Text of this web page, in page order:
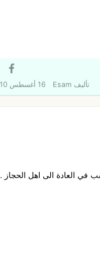
تأليف Esam 16 أغسطس 2010
العادة الى اهل الحجاز .